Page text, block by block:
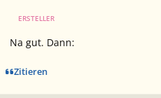
ERSTELLER
Na gut. Dann:
Zitieren